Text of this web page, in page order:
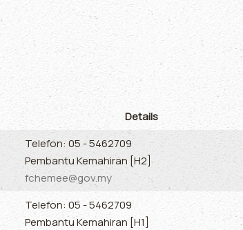
Details
Telefon: 05 - 5462709
Pembantu Kemahiran [H2]
fchemee@gov.my
Telefon: 05 - 5462709
Pembantu Kemahiran [H1]